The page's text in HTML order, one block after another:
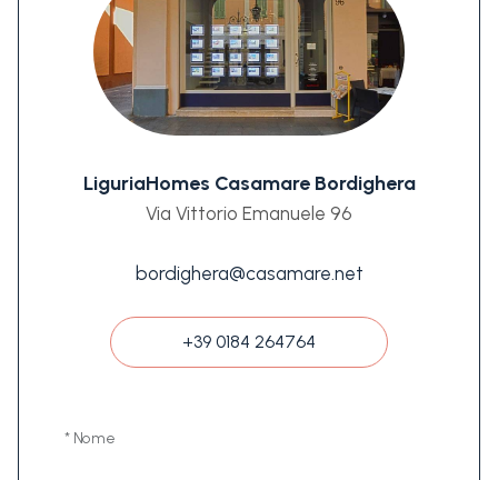
LiguriaHomes Casamare Bordighera
Via Vittorio Emanuele 96
bordighera@casamare.net
+39 0184 264764
* Nome